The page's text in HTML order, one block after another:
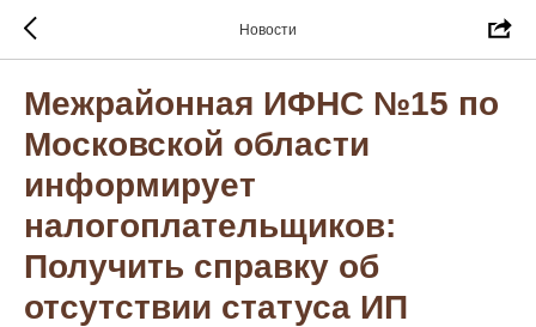
Новости
Межрайонная ИФНС №15 по
Московской области
информирует
налогоплательщиков:
Получить справку об
отсутствии статуса ИП